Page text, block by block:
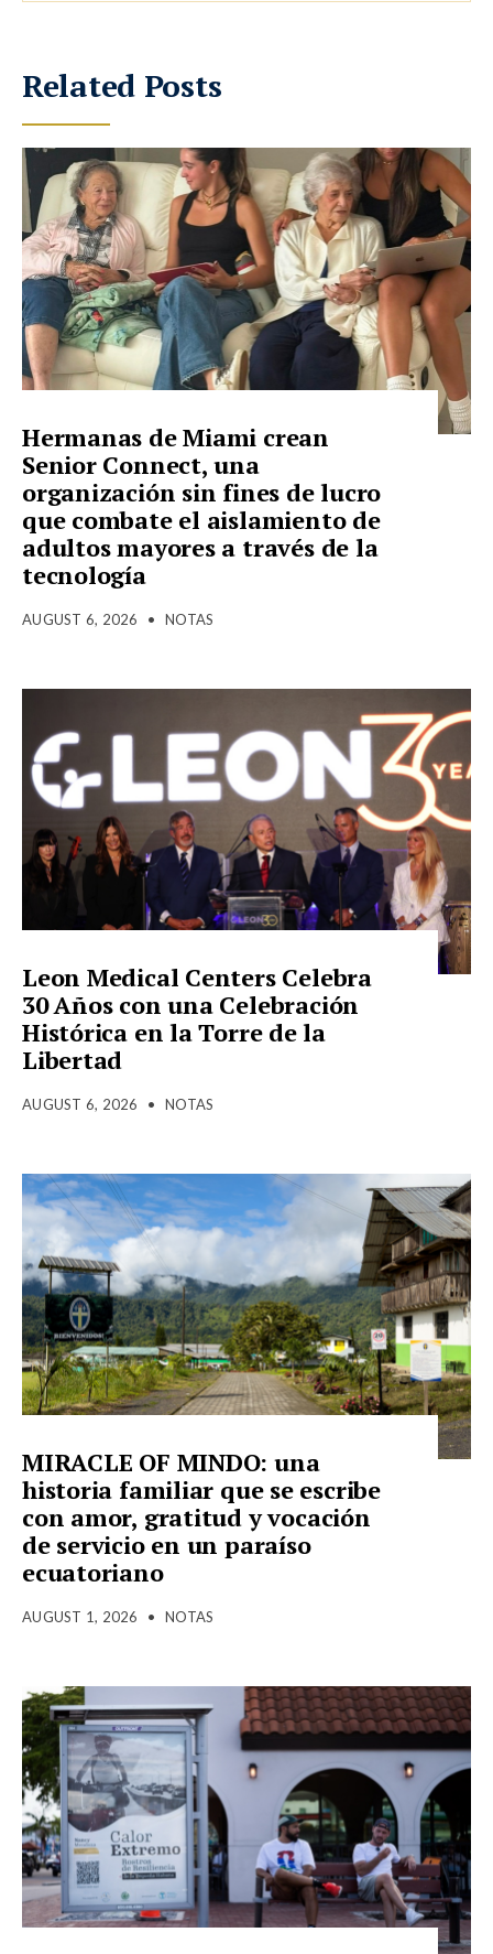
Related Posts
Hermanas de Miami crean
Senior Connect, una
organización sin fines de lucro
que combate el aislamiento de
adultos mayores a través de la
tecnología
AUGUST 6, 2026 • NOTAS
Leon Medical Centers Celebra
30 Años con una Celebración
Histórica en la Torre de la
Libertad
AUGUST 6, 2026 • NOTAS
MIRACLE OF MINDO: una
historia familiar que se escribe
con amor, gratitud y vocación
de servicio en un paraíso
ecuatoriano
AUGUST 1, 2026 • NOTAS